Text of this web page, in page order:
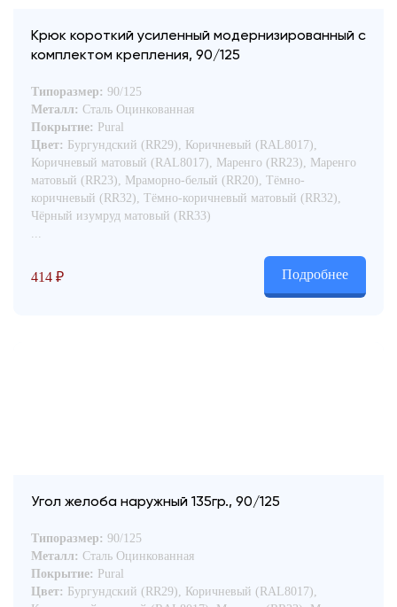
Крюк короткий усиленный модернизированный с
комплектом крепления, 90/125
Типоразмер: 90/125
Металл: Сталь Оцинкованная
Покрытие: Pural
Цвет: Бургундский (RR29), Коричневый (RAL8017),
Коричневый матовый (RAL8017), Маренго (RR23), Маренго
матовый (RR23), Мраморно-белый (RR20), Тёмно-
коричневый (RR32), Тёмно-коричневый матовый (RR32),
Чёрный изумруд матовый (RR33)
...
414 ₽ Подробнее
Угол желоба наружный 135гр., 90/125
Типоразмер: 90/125
Металл: Сталь Оцинкованная
Покрытие: Pural
Цвет: Бургундский (RR29), Коричневый (RAL8017),